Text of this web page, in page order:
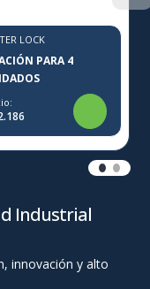
LOCK
PARA 4
Industrial
innovación y alto